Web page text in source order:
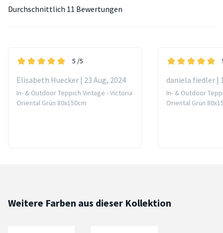
Durchschnittlich 11 Bewertungen
5 /5
Elisabeth Huecker | 23 Aug, 2024
In- & Outdoor Teppich Vintage - Victoria
Oriental Grün 80x150cm
daniela fiedler |
In- & Outdoor
Oriental Grün
Weitere Farben aus dieser Kollektion